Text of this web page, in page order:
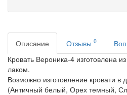
Описание Отзывы 0
Кровать Вероника-4 изготовлена
лаком.
Возможно изготовление кровати в
(Античный белый, Орех темный,